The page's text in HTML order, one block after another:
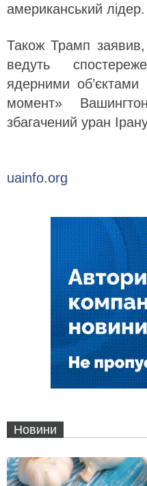
американський лідер.
Також Трамп
ведуть
ядерними
момент»
збагачений уран
uainfo.org
Новини